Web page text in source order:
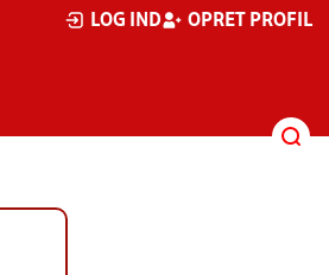
LOG IND OPRET PROFIL